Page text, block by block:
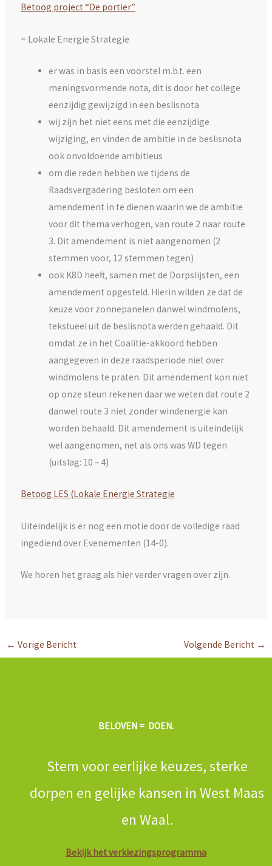
Betoog project “De portier”
= Lokale Energie Strategie
er was in basis een voorstel m.b.t. een
meningsvormende nota, dit is door het college
eenzijdig gewijzigd in een beslisnota
wij zijn het niet eens met die eenzijdige
wijziging, en vinden de ambitie in de beslisnota
ook onvoldoende ambitieus
om die reden hebben we tijdens de
Raadsvergadering besloten om een
amendement in te dienen waarin we de ambitie
voor dit thema verhogen, van route 2 naar route
3. Dit amendement is niet aangenomen (2
stemmen voor, 12 stemmen tegen)
ook K8D heeft, samen met de Dorpslijsten, een
amendement opgesteld. Hierin wilden ze dat de
keuze voor zonnepanelen danwel windmolens,
tekstueel uit de beslisnota werden gehaald. Dit
omdat ze in het Coalitie-akkoord hebben
aangegeven in deze raadsperiode niet over
windmolens te praten. Dit amendement kon niet
op onze steun rekenen daar we weten dat route 2
danwel route 3 niet zonder windenergie kan
worden behaald. Dit amendement is uiteindelijk
wel aangenomen, net als ons was WD tegen
(uitslag: 10 – 4)
Betoog LES (Lokale Energie Strategie
Uiteindelijk is er nog een motie door de volledige raad
ingediend over Evenementen (14-0).
We horen het graag als hier verder vragen over zijn.
← Vorige Bericht Volgende Bericht →
BELOVEN = DOEN.
Stem voor eerlijke keuzes, sterke
dorpen en gelijke kansen in West Maas
en Waal.
Bekijk het verkiezingsprogramma